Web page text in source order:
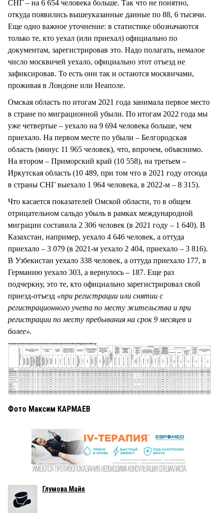
СНГ – на 6 654 человека больше. Так что не понятно,
откуда появились вышеуказанные данные по 88, 6 тысячи.
Еще одно важное уточнение: в статистике обозначаются
только те, кто уехал (или приехал) официально по
документам, зарегистрировав это. Надо полагать, немалое
число москвичей уехало, официально этот отъезд не
зафиксировав. То есть они так и остаются москвичами,
проживая в Лондоне или Неаполе.
Омская область по итогам 2021 года занимала первое место
в стране по миграционной убыли. По итогам 2022 года мы
уже четвертые – уехало на 9 694 человека больше, чем
приехало. На первом месте по убыли – Белгородская
область (минус 11 965 человек), что, впрочем, объяснимо.
На втором – Приморский край (10 558), на третьем –
Иркутская область (10 489, при том что в 2021 году отсюда
в страны СНГ выехало 1 964 человека, в 2022-м – 8 315).
Что касается показателей Омской области, то в общем
отрицательном сальдо убыль в рамках международной
миграции составила 2 306 человек (в 2021 году – 1 640). В
Казахстан, например, уехало 4 646 человек, а оттуда
приехало – 3 079 (в 2021-м уехало 2 404, приехало – 3 816).
В Узбекистан уехало 338 человек, а оттуда приехало 177, в
Германию уехало 303, а вернулось – 187. Еще раз
подчеркну, это те, кто официально зарегистрировал свой
приезд-отъезд «при регистрации или снятии с
регистрационного учета по месту жительства и при
регистрации по месту пребывания на срок 9 месяцев и
более».
Фото Максим КАРМАЕВ
Глумова Майя